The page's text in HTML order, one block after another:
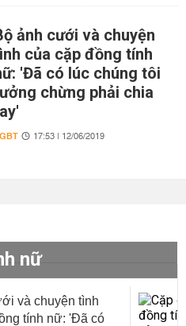
ảnh cưới và chuyện
của cặp đồng tính
'Đã có lúc chúng tôi
chừng phải chia
17:53 | 12/06/2019
nữ
và chuyện tình
tính nữ: 'Đã có